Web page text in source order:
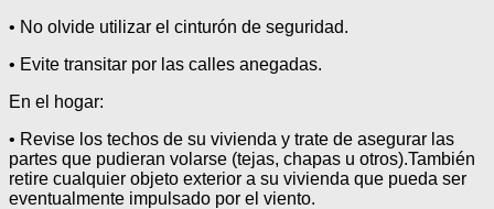
• No olvide utilizar el cinturón de seguridad.
• Evite transitar por las calles anegadas.
En el hogar:
• Revise los techos de su vivienda y trate de asegurar las
partes que pudieran volarse (tejas, chapas u otros).También
retire cualquier objeto exterior a su vivienda que pueda ser
eventualmente impulsado por el viento.